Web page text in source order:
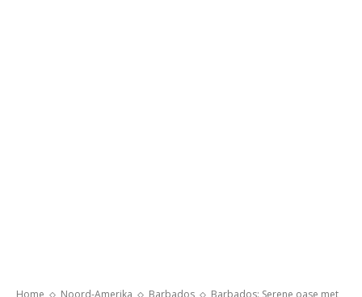
Home Noord-Amerika Barbados
Barbados: Serene oase met